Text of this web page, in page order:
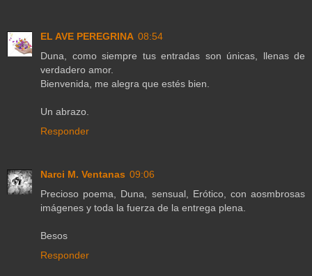
EL AVE PEREGRINA 08:54
Duna, como siempre tus entradas son únicas, llenas de
verdadero amor.
Bienvenida, me alegra que estés bien.
Un abrazo.
Responder
Narci M. Ventanas 09:06
Precioso poema, Duna, sensual, Erótico, con aosmbrosas
imágenes y toda la fuerza de la entrega plena.
Besos
Responder